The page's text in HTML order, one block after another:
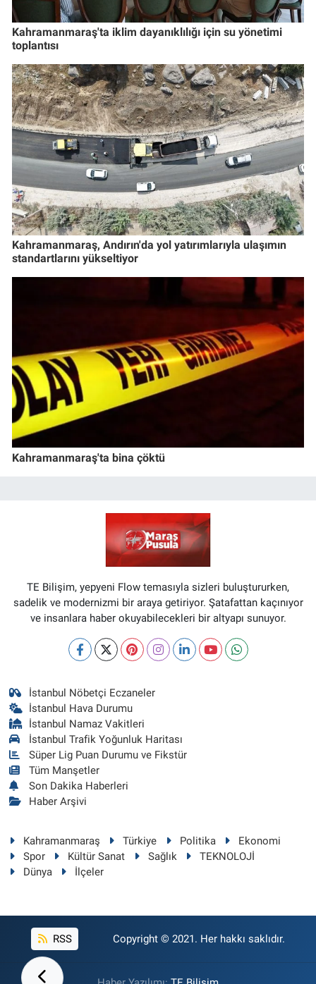
Kahramanmaraş'ta iklim dayanıklılığı için su yönetimi
toplantısı
Kahramanmaraş, Andırın'da yol yatırımlarıyla ulaşımın
standartlarını yükseltiyor
Kahramanmaraş'ta bina çöktü
TE Bilişim, yepyeni Flow temasıyla sizleri buluştururken,
sadelik ve modernizmi bir araya getiriyor. Şatafattan kaçınıyor
ve insanlara haber okuyabilecekleri bir altyapı sunuyor.
İstanbul Nöbetçi Eczaneler
İstanbul Hava Durumu
İstanbul Namaz Vakitleri
İstanbul Trafik Yoğunluk Haritası
Süper Lig Puan Durumu ve Fikstür
Tüm Manşetler
Son Dakika Haberleri
Haber Arşivi
Kahramanmaraş Türkiye Politika
Ekonomi
Spor
Kültür Sanat Sağlık
TEKNOLOJİ
Dünya
İlçeler
RSS Copyright © 2021. Her hakkı saklıdır.